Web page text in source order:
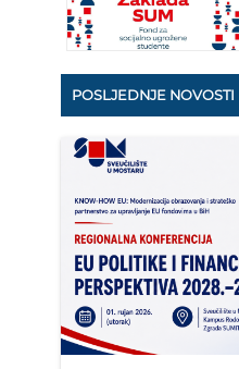
POSLJEDNJE NOVOSTI